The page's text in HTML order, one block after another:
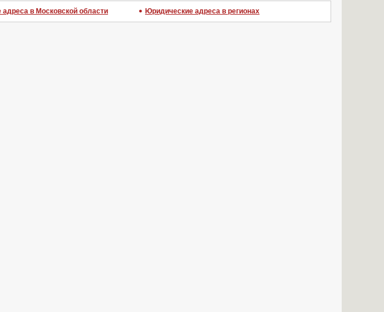
в Московской области Юридические адреса в регионах